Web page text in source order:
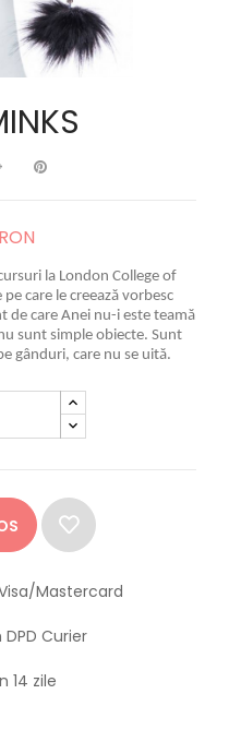
la London College of
care le creează vorbesc
de care Anei nu-i este teamă
sunt simple obiecte. Sunt
gânduri, care nu se uită.
Mastercard
Curier
14 zile